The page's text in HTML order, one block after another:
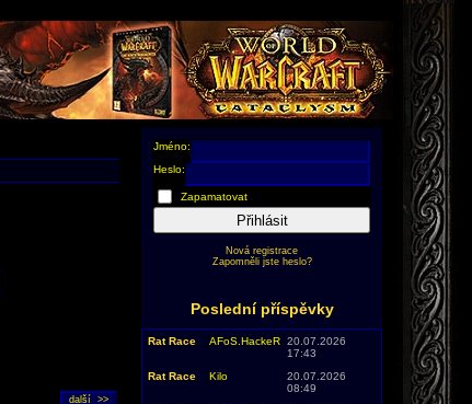
Jméno:
Heslo:
Zapamatovat
Přihlásit
Nová registrace
Zapomněli jste heslo?
Poslední příspěvky
Rat Race AFoS.HackeR 20.07.2026
17:43
Rat Race
Kilo
20.07.2026
08:49